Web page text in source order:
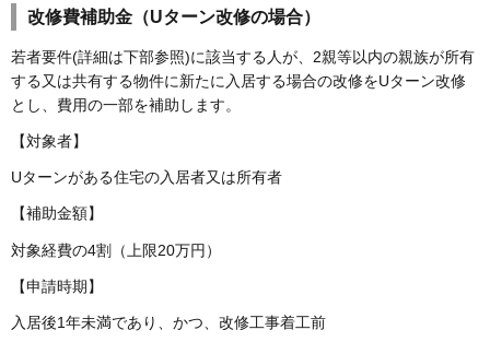
改修費補助金（Uターン改修の場合）
若者要件(詳細は下部参照)に該当する人が、2親等以内の親族が所有
する又は共有する物件に新たに入居する場合の改修をUターン改修
とし、費用の一部を補助します。
【対象者】
Uターンがある住宅の入居者又は所有者
【補助金額】
対象経費の4割（上限20万円）
【申請時期】
入居後1年未満であり、かつ、改修工事着工前